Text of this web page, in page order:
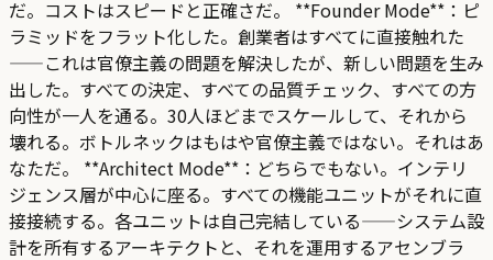
だ。コストはスピードと正確さだ。 **Founder Mode**：ピ
ラミッドをフラット化した。創業者はすべてに直接触れた
——これは官僚主義の問題を解決したが、新しい問題を生み
出した。すべての決定、すべての品質チェック、すべての方
向性が一人を通る。30人ほどまでスケールして、それから
壊れる。ボトルネックはもはや官僚主義ではない。それはあ
なただ。 **Architect Mode**：どちらでもない。インテリ
ジェンス層が中心に座る。すべての機能ユニットがそれに直
接接続する。各ユニットは自己完結している——システム設
計を所有するアーキテクトと、それを運用するアセンブラ